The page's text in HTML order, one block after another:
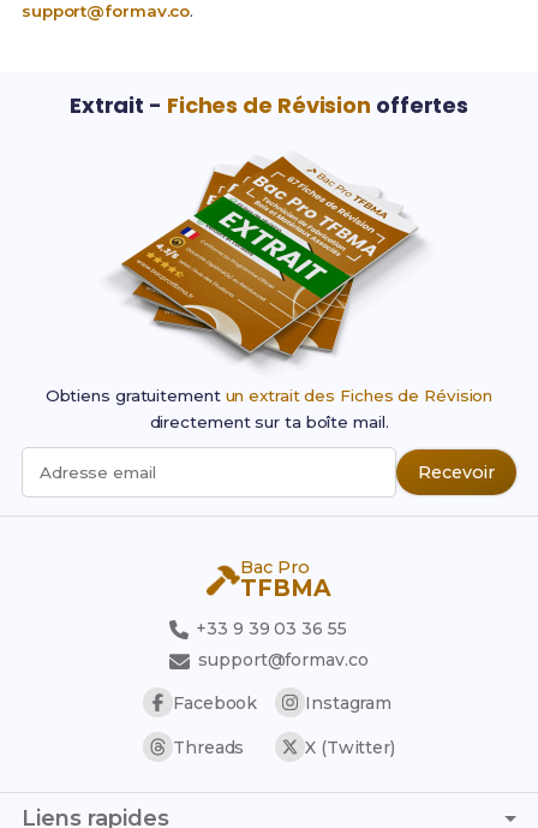
support@formav.co.
Extrait - Fiches de Révision offertes
Obtiens gratuitement un extrait des Fiches de Révision
directement sur ta boîte mail.
Adresse email Recevoir
Bac Pro
TFBMA
+33 9 39 03 36 55
support@formav.co
Facebook
Instagram
Threads X (Twitter)
Liens rapides